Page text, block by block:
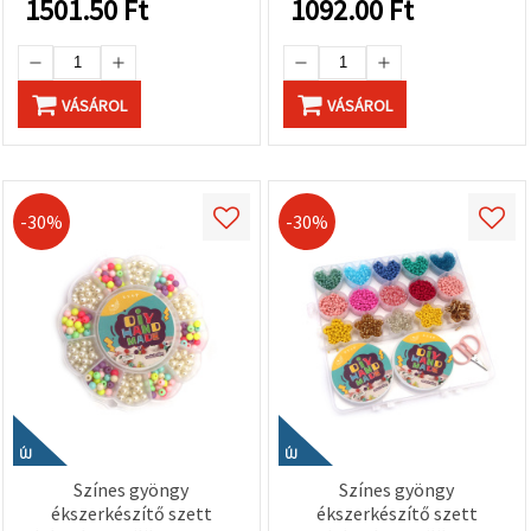
1501.50 Ft
VÁSÁROL
1092.00 Ft
VÁSÁROL
-30%
ÚJ
Színes gyöngy
ékszerkészítő szett
-30%
ÚJ
Színes gyöngy
ékszerkészítő szett